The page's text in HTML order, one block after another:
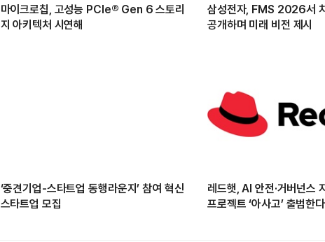
마이크로칩, 고성능 PCIe® Gen 6 스토리
지 아키텍처 시연해
삼성전자, FMS 2026서
공개하며 미래 비전 제시
‘중견기업-스타트업 동행라운지’ 참여 혁신
스타트업 모집
레드햇, AI 안전·거버넌스
프로젝트 ‘아사고’ 출범한다